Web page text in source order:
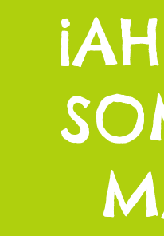
¡AH
SO
M